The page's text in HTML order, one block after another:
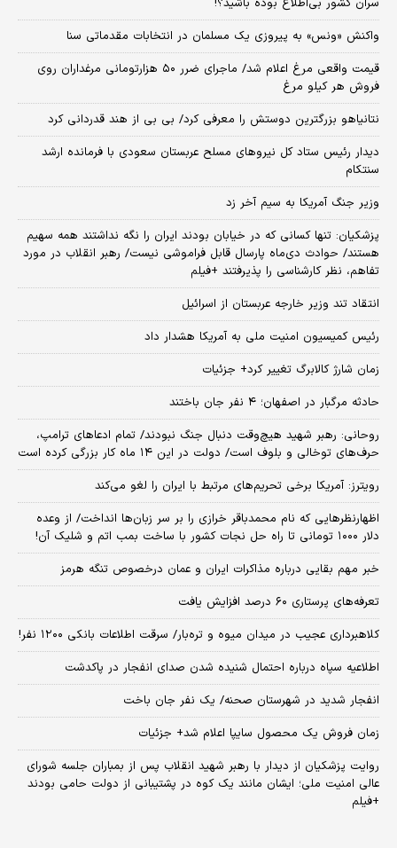
سران کشور بی‌اطلاع بوده باشید؟!
واکنش «ونس» به پیروزی یک مسلمان در انتخابات مقدماتی سنا
قیمت واقعی مرغ اعلام شد/ ماجرای ضرر ۵۰ هزارتومانی مرغداران روی
فروش هر کیلو مرغ
نتانیاهو بزرگترین دوستش را معرفی کرد/ بی بی از هند قدردانی کرد
دیدار رئیس ستاد کل نیروهای مسلح عربستان سعودی با فرمانده ارشد
سنتکام
وزیر جنگ آمریکا به سیم آخر زد
پزشکیان: تنها کسانی که در خیابان بودند ایران را نگه نداشتند همه سهیم
هستند/ حوادث دی‌ماه پارسال قابل فراموشی نیست/ رهبر انقلاب در مورد
تفاهم، نظر کارشناسی را پذیرفتند +فیلم
انتقاد تند وزیر خارجه عربستان از اسرائیل
رئیس کمیسیون امنیت ملی به آمریکا هشدار داد
زمان شارژ کالابرگ تغییر کرد+ جزئیات
حادثه مرگبار در اصفهان؛ ۴ نفر جان باختند
روحانی: رهبر شهید هیچ‌وقت دنبال جنگ نبودند/ تمام ادعاهای ترامپ،
حرف‌های توخالی و بلوف است/ دولت در این ۱۴ ماه کار بزرگی کرده است
رویترز: آمریکا برخی تحریم‌های مرتبط با ایران را لغو می‌کند
اظهارنظرهایی که نام محمدباقر خرازی را بر سر زبان‌ها انداخت/ از وعده
دلار ۱۰۰۰ تومانی تا راه حل نجات کشور با ساخت بمب اتم و شلیک آن!
خبر مهم بقایی درباره مذاکرات ایران و عمان درخصوص تنگه هرمز
تعرفه‌های پرستاری ۶۰ درصد افزایش یافت
کلاهبرداری عجیب در میدان میوه و تره‌بار/ سرقت اطلاعات بانکی ۱۲۰۰ نفر!
اطلاعیه سپاه درباره احتمال شنیده شدن صدای انفجار در پاکدشت
انفجار شدید در شهرستان صحنه/ یک نفر جان باخت
زمان فروش یک محصول سایپا اعلام شد+ جزئیات
روایت پزشکیان از دیدار با رهبر شهید انقلاب پس از بمباران جلسه شورای
عالی امنیت ملی؛ ایشان مانند یک کوه در پشتیبانی از دولت حامی بودند
+فیلم